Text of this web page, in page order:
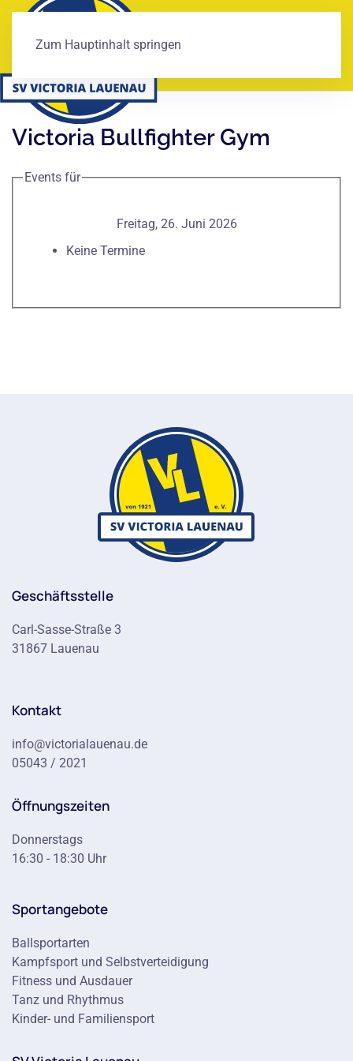
Zum Hauptinhalt springen
Victoria Bullfighter Gym
Events für
Freitag, 26. Juni 2026
Keine Termine
Geschäftsstelle
Carl-Sasse-Straße 3
31867 Lauenau
Kontakt
info@victorialauenau.de
05043 / 2021
Öffnungszeiten
Donnerstags
16:30 - 18:30 Uhr
Sportangebote
Ballsportarten
Kampfsport und Selbstverteidigung
Fitness und Ausdauer
Tanz und Rhythmus
Kinder- und Familiensport